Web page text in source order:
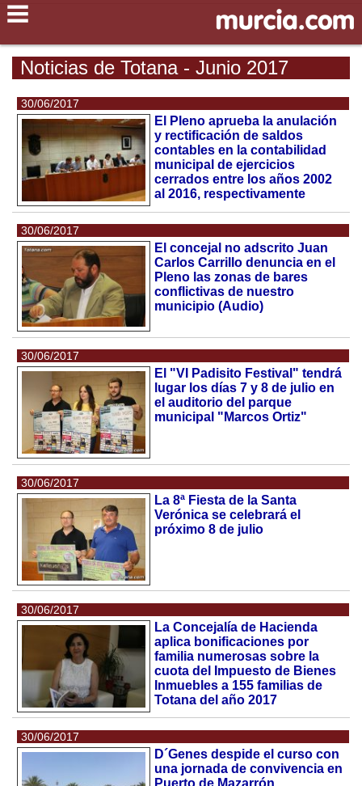
Noticias de Totana - Junio 2017
30/06/2017
El Pleno aprueba la anulación
y rectificación de saldos
contables en la contabilidad
municipal de ejercicios
cerrados entre los años 2002
al 2016, respectivamente
30/06/2017
El concejal no adscrito Juan
Carlos Carrillo denuncia en el
Pleno las zonas de bares
conflictivas de nuestro
municipio (Audio)
30/06/2017
El "VI Padisito Festival" tendrá
lugar los días 7 y 8 de julio en
el auditorio del parque
municipal "Marcos Ortiz"
30/06/2017
La 8ª Fiesta de la Santa
Verónica se celebrará el
próximo 8 de julio
30/06/2017
La Concejalía de Hacienda
aplica bonificaciones por
familia numerosas sobre la
cuota del Impuesto de Bienes
Inmuebles a 155 familias de
Totana del año 2017
30/06/2017
D´Genes despide el curso con
una jornada de convivencia en
Puerto de Mazarrón